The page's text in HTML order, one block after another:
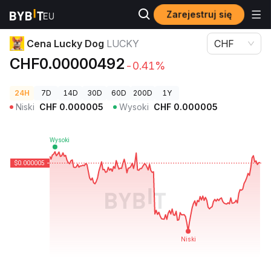
Zarejestruj się
Ceny kryptowalut Cena Lucky Dog LUCKY
Cena Lucky Dog LUCKY
CHF0.00000492 -0.41%
CHF
24H 7D 14D 30D 60D 200D 1Y
Niski CHF 0.000005 Wysoki CHF 0.000005